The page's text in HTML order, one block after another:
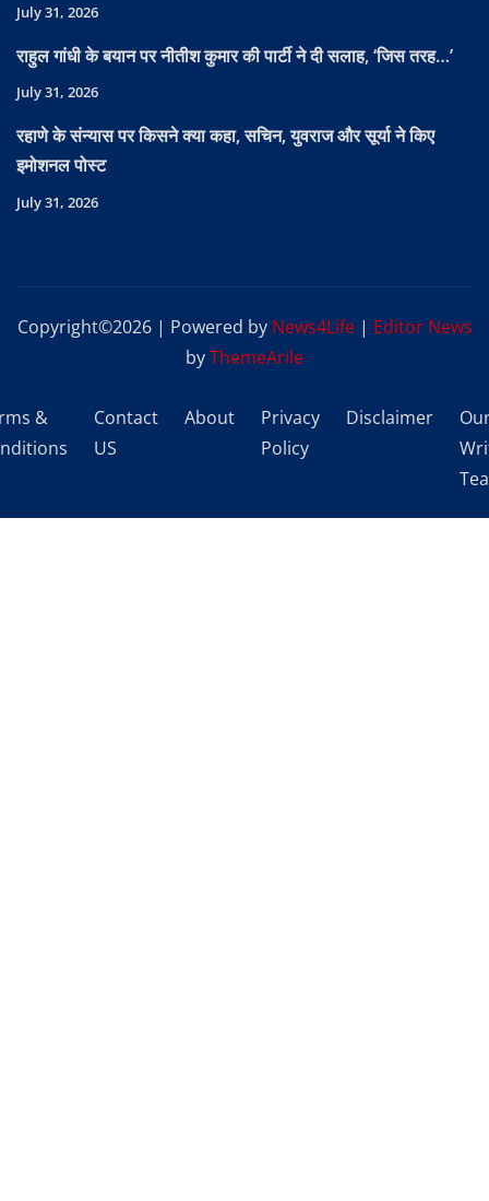
July 31, 2026
राहुल गांधी के बयान पर नीतीश कुमार की पार्टी ने दी सलाह, ‘जिस तरह…’
July 31, 2026
रहाणे के संन्यास पर किसने क्या कहा, सचिन, युवराज और सूर्या ने किए
इमोशनल पोस्ट
July 31, 2026
Copyright©2026 | Powered by News4Life | Editor News
byThemeArile
&
Contact
US
About
Privacy
Policy
Disclaimer